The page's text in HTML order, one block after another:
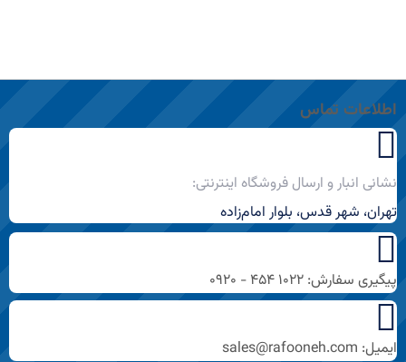
اطلاعات تماس
نشانی انبار و ارسال فروشگاه اینترنتی:
تهران، شهر قدس، بلوار امام‌زاده
پیگیری سفارش: ۱۰۲۲ ۴۵۴ - ۰۹۲۰
ایمیل: sales@rafooneh.com